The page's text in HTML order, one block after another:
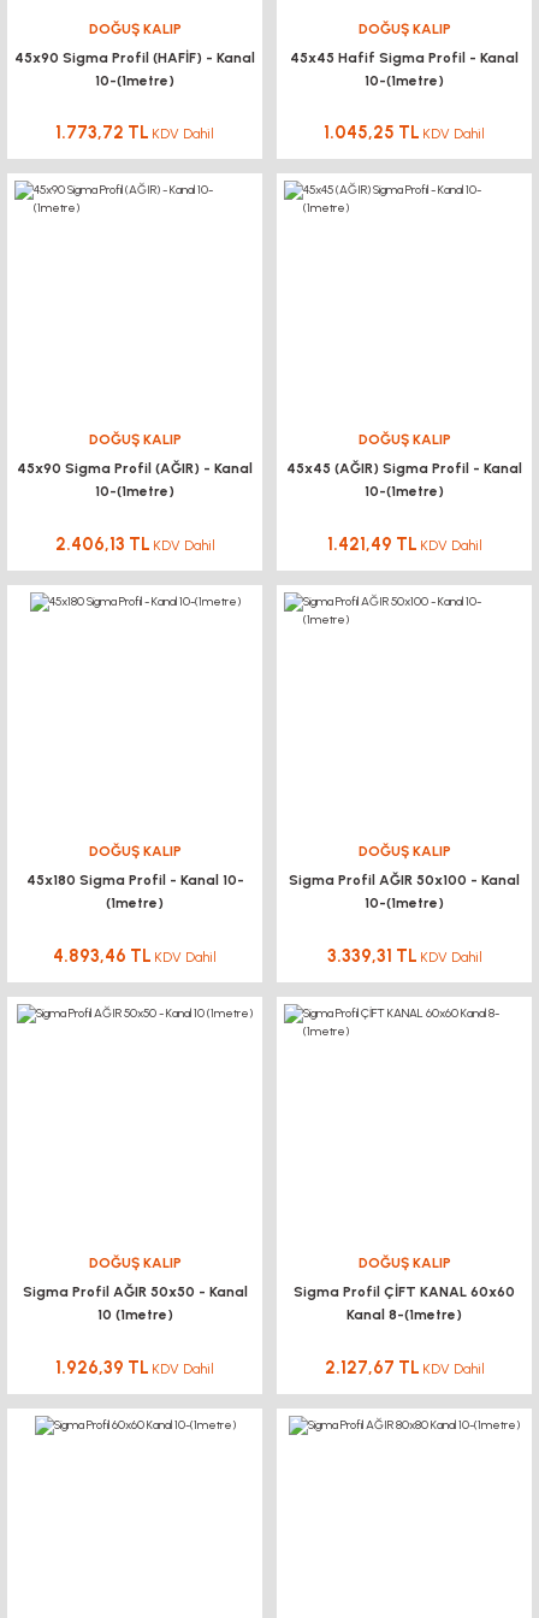
DOĞUŞ KALIP
45x90 Sigma Profil (HAFİF) - Kanal
10-(1metre)
1.773,72 TL KDV Dahil
DOĞUŞ KALIP
45x45 Hafif Sigma Profil - Kanal
10-(1metre)
1.045,25 TL KDV Dahil
DOĞUŞ KALIP
45x90 Sigma Profil (AĞIR) - Kanal
10-(1metre)
2.406,13 TL KDV Dahil
DOĞUŞ KALIP
45x45 (AĞIR) Sigma Profil - Kanal
10-(1metre)
1.421,49 TL KDV Dahil
DOĞUŞ KALIP
45x180 Sigma Profil - Kanal 10-
(1metre)
4.893,46 TL KDV Dahil
DOĞUŞ KALIP
Sigma Profil AĞIR 50x100 - Kanal
10-(1metre)
3.339,31 TL KDV Dahil
DOĞUŞ KALIP
Sigma Profil AĞIR 50x50 - Kanal
10 (1metre)
1.926,39 TL KDV Dahil
DOĞUŞ KALIP
Sigma Profil ÇİFT KANAL 60x60
Kanal 8-(1metre)
2.127,67 TL KDV Dahil